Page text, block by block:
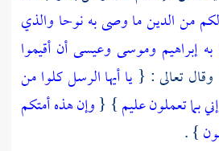
من الدين ما وصى به نوحا والذي
إبراهيم وموسى وعيسى أن أقيموا
تعالى : { يا أيها الرسل كلوا من
بما تعملون عليم} {وإن هذه أمتكم
} .